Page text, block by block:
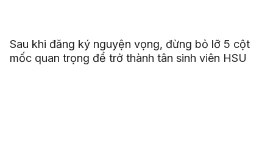
Sau khi đăng ký nguyện vọng, đừng bỏ lỡ 5 cột
mốc quan trọng để trở thành tân sinh viên HSU